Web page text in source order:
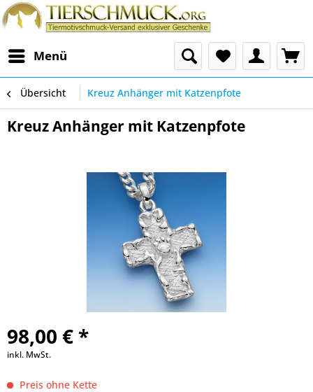
Menü
Übersicht Kreuz Anhänger mit Katzenpfote
Kreuz Anhänger mit Katzenpfote
98,00 € *
inkl. MwSt.
Preis ohne Kette